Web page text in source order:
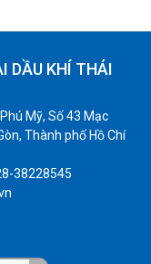
DẦU KHÍ THÁI
Mỹ, Số 43 Mạc
Thành phố Hồ Chí
38228545